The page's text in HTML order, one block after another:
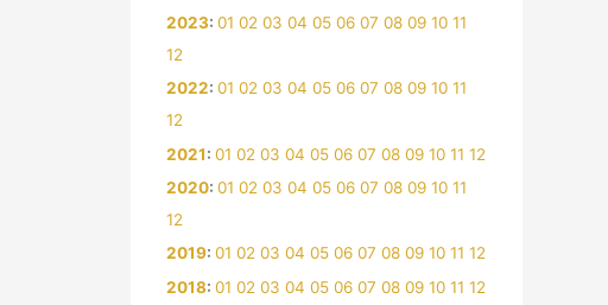
2023: 01 02 03 04 05 06 07 08 09 10 11
12
2022: 01 02 03 04 05 06 07 08 09 10 11
12
2021: 01 02 03 04 05 06 07 08 09 10 11 12
2020: 01 02 03 04 05 06 07 08 09 10 11
12
2019: 01 02 03 04 05 06 07 08 09 10 11 12
2018: 01 02 03 04 05 06 07 08 09 10 11 12